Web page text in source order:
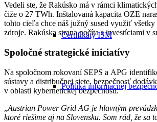
Certifikáty ISM
Politika informačnej
Vedeli ste, že Rakúsko má v rámci
čiže o 27 TWh. Inštalovaná kapacita OZE
tohto cieľa chce náš južný sused využiť
zdroje. Rakúska strana počíta s investíciami v
Spoločné strategické iniciatívy
Na spoločnom rokovaní SEPS a APG
sústavy a distribučnej siete, bezpečnosť
v oblasti kybernetickej bezpečnosti.
„Austrian Power Grid AG je hlavným
ktoré riešime aj na Slovensku. Som rád, že